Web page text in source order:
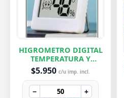
HIGROMETRO DIGITAL
TEMPERATURA Y
HUMEDAD
$5.950 c/u imp. incl.
− +